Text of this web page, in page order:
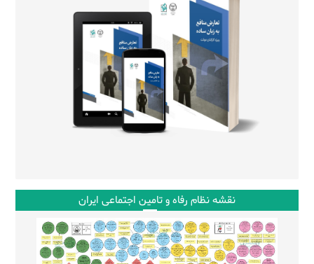
نقشه نظام رفاه و تامین اجتماعی ایران